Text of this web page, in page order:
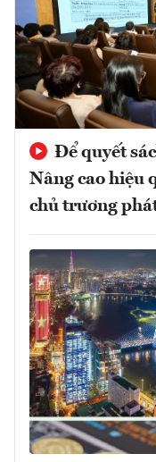
Để quyết
Nâng cao hiệu
chủ trương